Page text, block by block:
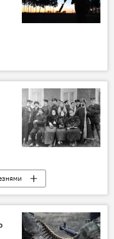
ликвидация